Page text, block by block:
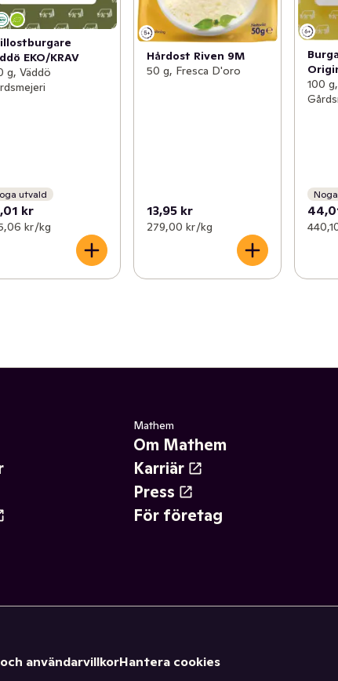
EKO/KRAV
g, Väddö
utvald
kr
kr /kg
Hårdost Riven 9M
50 g, Fresca D'oro
13,95 kr
279,00 kr /kg
100
Mathem
Om Mathem
Karriär
Press
För företag
användarvillkorHantera cookies